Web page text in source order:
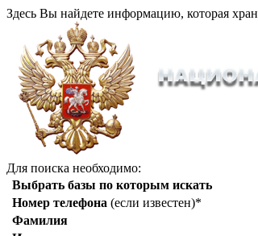
Здесь Вы найдете информацию, которая
Для поиска необходимо:
Выбрать базы по которым искать
Номер телефона (если известен)*
Фамилия